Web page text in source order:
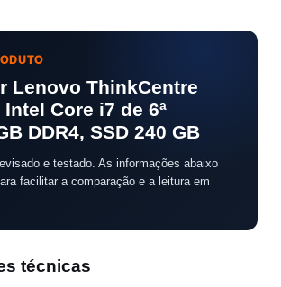
Lenovo ThinkCentre
Intel Core i7 de 6ª
DDR4, SSD 240 GB
e testado. As informações abaixo
facilitar a comparação e a leitura em
técnicas